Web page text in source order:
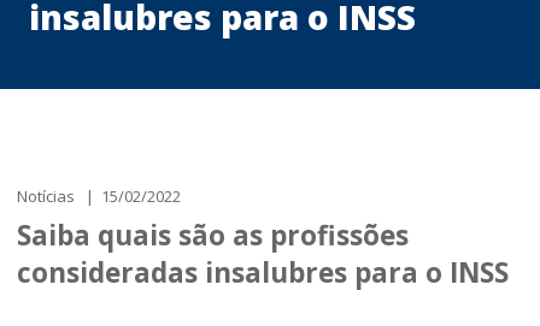
insalubres para o INSS
Notícias | 15/02/2022
Saiba quais são as profissões
consideradas insalubres para o INSS